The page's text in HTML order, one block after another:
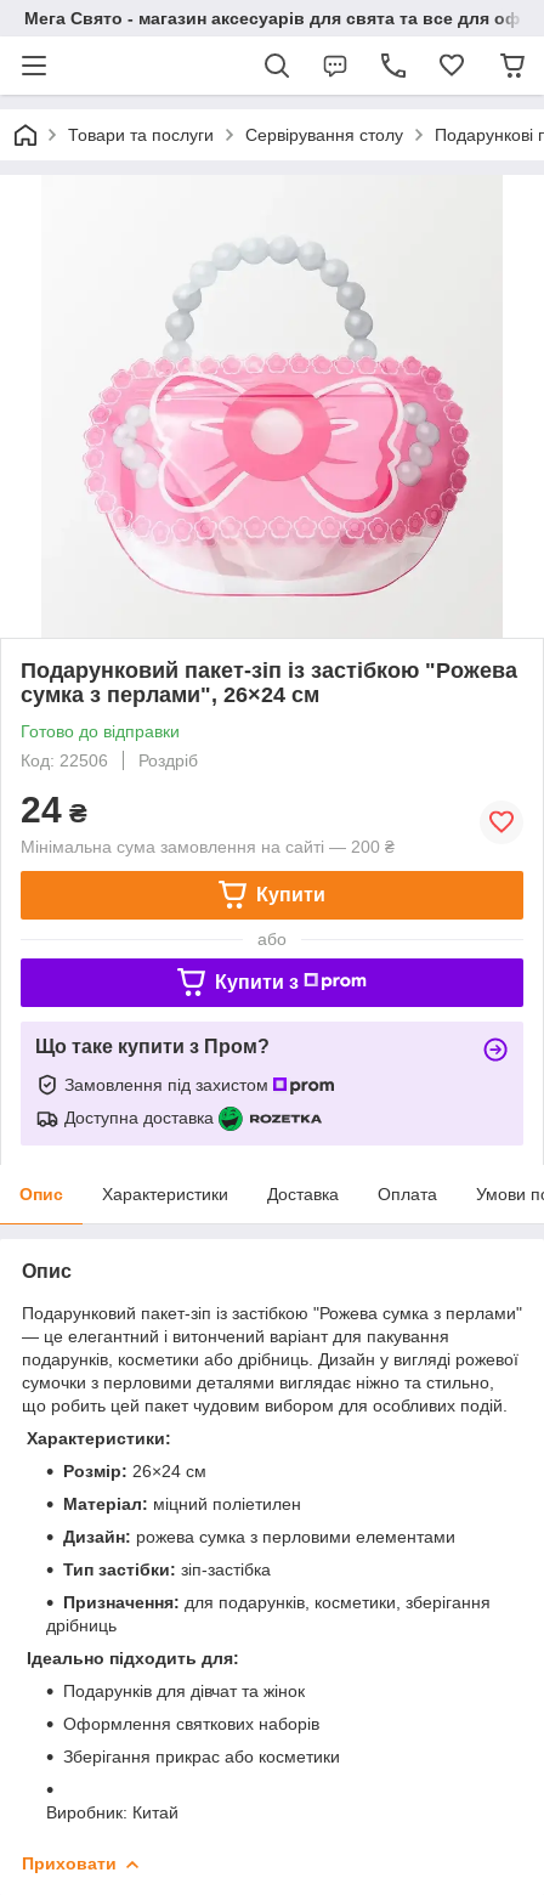
Мега Свято - магазин аксесуарів для свята та все для
Товари та послуги Сервірування столу Подарункові
Подарунковий пакет-зіп із застібкою "Рожева
сумка з перлами", 26×24 см
Готово до відправки
Код: 22506
Роздріб
24 ₴
Мінімальна сума замовлення на сайті — 200 ₴
Купити
або
Купити з
Що таке купити з Пром?
Замовлення під захистом
Доступна доставка
Опис Характеристики Доставка Оплата Умови
Опис
Подарунковий пакет-зіп із застібкою "Рожева сумка з перлами"
— це елегантний і витончений варіант для пакування
подарунків, косметики або дрібниць. Дизайн у вигляді рожевої
сумочки з перловими деталями виглядає ніжно та стильно,
що робить цей пакет чудовим вибором для особливих подій.
Характеристики:
Розмір: 26×24 см
Матеріал: міцний поліетилен
Дизайн: рожева сумка з перловими елементами
Тип застібки: зіп-застібка
Призначення: для подарунків, косметики, зберігання
дрібниць
Ідеально підходить для:
Подарунків для дівчат та жінок
Оформлення святкових наборів
Зберігання прикрас або косметики
Виробник: Китай
Приховати